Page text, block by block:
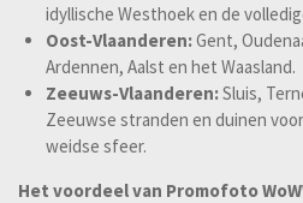
idyllische Westhoek en de
Oost-Vlaanderen:Gent,
Ardennen, Aalst en het Waasland.
Zeeuws-Vlaanderen:Sluis,
Zeeuwse stranden en duinen
weidse sfeer.
Het voordeel van Promofoto